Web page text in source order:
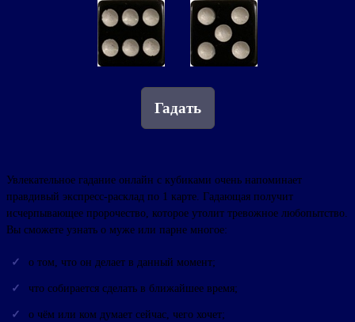
Гадать
Увлекательное гадание онлайн с кубиками очень напоминает
правдивый экспресс-расклад по 1 карте. Гадающая получит
исчерпывающее пророчество, которое утолит тревожное любопытство.
Вы сможете узнать о муже или парне многое:
о том, что он делает в данный момент;
что собирается сделать в ближайшее время;
о чём или ком думает сейчас, чего хочет;